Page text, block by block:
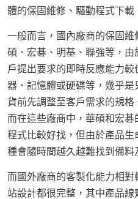
體的保固維修、驅動程式下載
一般而言，國內廠商的保固
碩、宏碁、明基、聯強等，
戶提出要求的即時反應能力
器、記憶體或硬碟等，幾乎
貨前先調整至客戶需求的規格
而在這些廠商中，華碩和宏
程式比較好找，但由於產品
種會隨時間越久越難找到備料
而國外廠商的客製化能力相
站設計都很完整，其中產品